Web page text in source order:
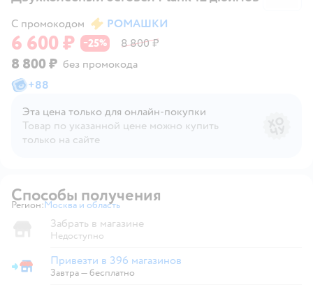
С промокодом
РОМАШКИ
6 600 ₽ −25% 8 800 ₽
8 800 ₽ без промокода
+88
Эта цена только для онлайн‑покупки
Товар по указанной цене можно купить
только на сайте
Способы получения
Регион: Выбор адреса доставки.
Москва и область
Забрать в магазине
Недоступно
Привезти в магазин
Привезти в 396 магазинов
Завтра—бесплатно